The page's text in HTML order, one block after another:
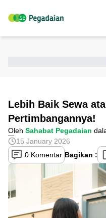
Lebih Baik Sewa
Pertimbangannya!
Oleh Sahabat Pegadaian
15 January 2026
0 Komentar Bagikan :